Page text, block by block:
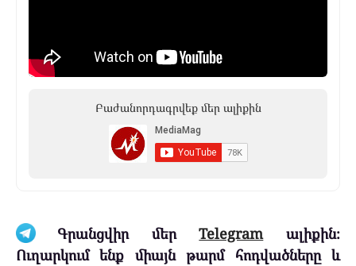
Բաժանորդագրվեք մեր ալիքին
Գրանցվիր մերTelegramալիքին։
Ուղարկում ենք միայն թարմ հոդվածները և